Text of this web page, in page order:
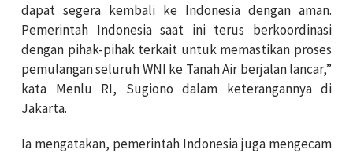
dapat segera kembali ke Indonesia dengan aman.
Pemerintah Indonesia saat ini terus berkoordinasi
dengan pihak-pihak terkait untuk memastikan proses
pemulangan seluruh WNI ke Tanah Air berjalan lancar,”
kata Menlu RI, Sugiono dalam keterangannya di
Jakarta.
Ia mengatakan, pemerintah Indonesia juga mengecam